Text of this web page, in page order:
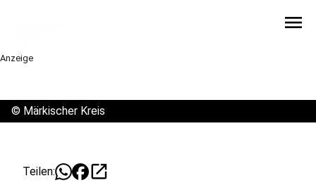
menu
Anzeige
© Märkischer Kreis
Teilen: open_in_new